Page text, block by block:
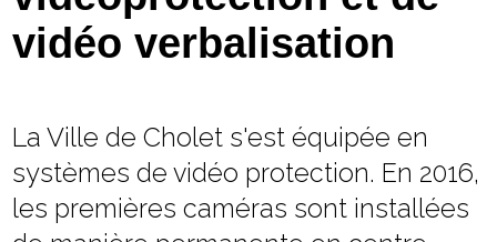
Contacts
vidéo verbalisation
La Ville de Cholet s'est équipée en
systèmes de vidéo protection. En 2016,
les premières caméras sont installées